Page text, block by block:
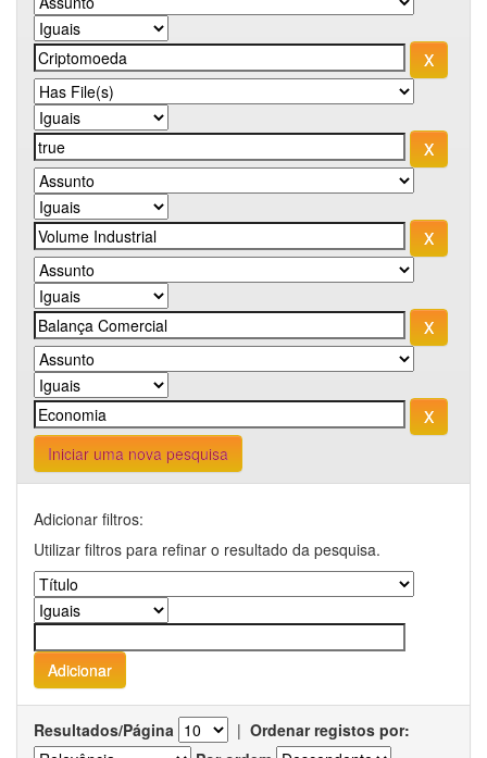
Iniciar uma nova pesquisa
Adicionar filtros:
Utilizar filtros para refinar o resultado da pesquisa.
Resultados/Página | Ordenar registos por: